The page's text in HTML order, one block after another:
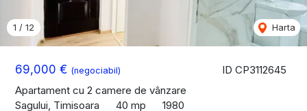
ID CP3112645
69,000 € (negociabil)
Apartament cu 2 camere de vânzare
Sagului, Timisoara
40 mp 1980
1 / 12 Harta